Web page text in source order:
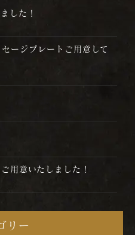
した！
ージプレートご用意して
用意いたしました！
リー